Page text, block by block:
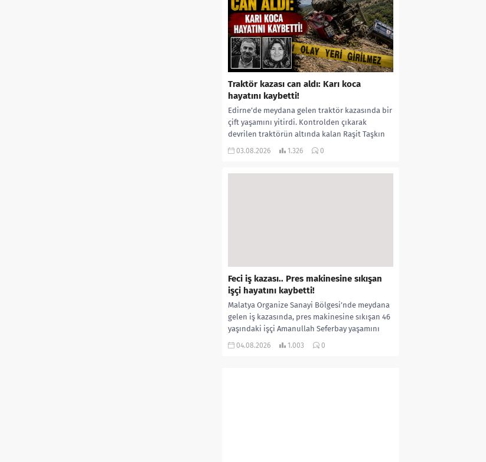
Traktör kazası can aldı: Karı koca
hayatını kaybetti!
Edirne’de meydana gelen traktör kazasında bir
çift yaşamını yitirdi. Kontrolden çıkarak
devrilen traktörün altında kalan Raşit Taşkın
ile eşi Fatma...
03.08.2026 1.326 0
Feci iş kazası.. Pres makinesine sıkışan
işçi hayatını kaybetti!
Malatya Organize Sanayi Bölgesi’nde meydana
gelen iş kazasında, pres makinesine sıkışan 46
yaşındaki işçi Amanullah Seferbay yaşamını
yitirdi. Olayla ilgili...
04.08.2026 1.003 0